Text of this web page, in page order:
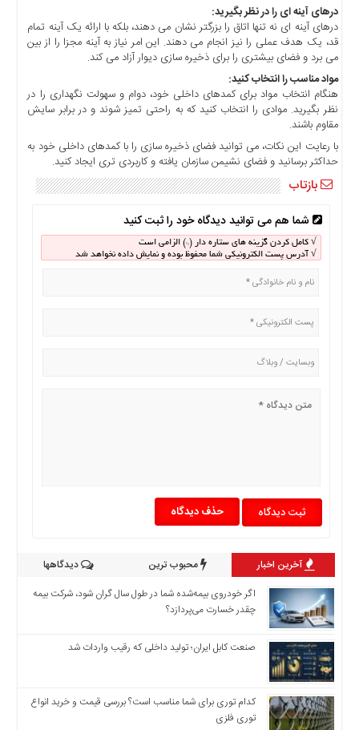
اخبار
اقتصادی
اخبار
جدید
اخبار
حوادث
اخبار
سیاسی
اخبار
فرهنگی
دسترسی
صفحه
اقتصادی
اخبار
سیاسی
اخبار
فرهنگی
اخبار
سایت
نمونه
درهای آینه ای را در نظر بگیرید:
درهای آینه ای نه تنها اتاق را بزرگتر نشان می دهند، بلکه با ارائه یک آینه تمام
قد، یک هدف عملی را نیز انجام می دهند. این امر نیاز به آینه مجزا را از بین
می برد و فضای بیشتری را برای ذخیره سازی دیوار آزاد می کند.
مواد مناسب را انتخاب کنید:
هنگام انتخاب مواد برای کمدهای داخلی خود، دوام و سهولت نگهداری را در
نظر بگیرید. موادی را انتخاب کنید که به راحتی تمیز شوند و در برابر سایش
مقاوم باشند.
با رعایت این نکات، می توانید فضای ذخیره سازی را با کمدهای داخلی خود به
حداکثر برسانید و فضای نشیمن سازمان یافته و کاربردی تری ایجاد کنید.
بازتاب
شما هم می توانید دیدگاه خود را ثبت کنید
√ کامل کردن گزینه های ستاره دار (*) الزامی است
√ آدرس پست الکترونیکی شما محفوظ بوده و نمایش داده نخواهد شد
حذف دیدگاه
آخرین اخبار محبوب ترین
دیدگاهها
اگر خودروی بیمه‌شده شما در طول سال گران شود، شرکت بیمه
چقدر خسارت می‌پردازد؟
صنعت کابل ایران؛ تولید داخلی که رقیب واردات شد
کدام توری برای شما مناسب است؟ بررسی قیمت و خرید انواع
توری فلزی